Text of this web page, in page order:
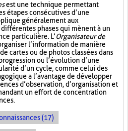
est une technique permettant
étapes consécutives d’une
généralement aux
phases qui mènent à un
particulière. L’Organisateur de
l’information de manière
cartes ou de photos classées dans
ou l’évolution d’une
d’un cycle, comme celui des
a l’avantage de développer
d’observation, d’organisation et
un effort de concentration
(17)